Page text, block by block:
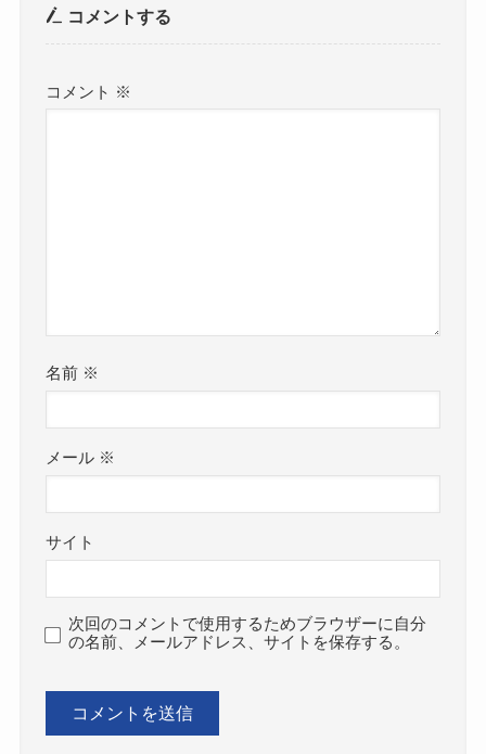
コメントする
コメント ※
名前 ※
メール ※
サイト
次回のコメントで使用するためブラウザーに自分
の名前、メールアドレス、サイトを保存する。